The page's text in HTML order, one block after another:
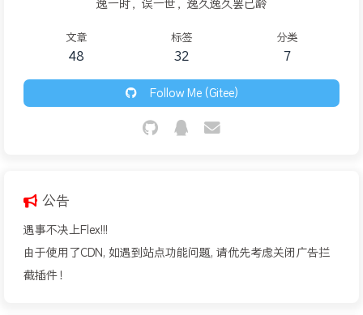
逸一时，误一世，逸久逸久罢已龄
文章
48
标签
32
分类
7
Follow Me (Gitee)
公告
遇事不决上Flex!!!
由于使用了CDN, 如遇到站点功能问题, 请优先考虑关闭广告拦
截插件！